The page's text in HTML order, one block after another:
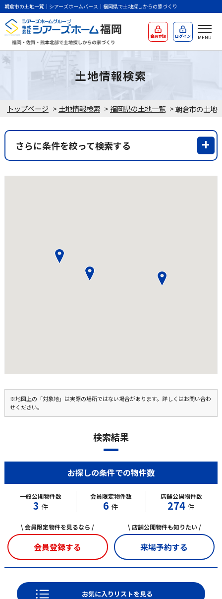
朝倉市の土地一覧｜シアーズホームバース｜福岡県で土地探しからの家づくり
会員登録 ログイン
トップページ > 土地情報検索 >福岡県の土地一覧 >朝倉市の土地
土地情報検索
さらに条件を絞って検索する
※地図上の「対象地」は実際の場所ではない場合があります。詳しくはお問い合わ
せください。
検索結果
お探しの条件での物件数
一般公開物件数
3 件
会員限定物件数
6 件
店舗公開物件数
274 件
\ 会員限定物件を見るなら /
会員登録する
\ 店舗公開物件も知りたい /
来場予約する
お気に入りリストを見る